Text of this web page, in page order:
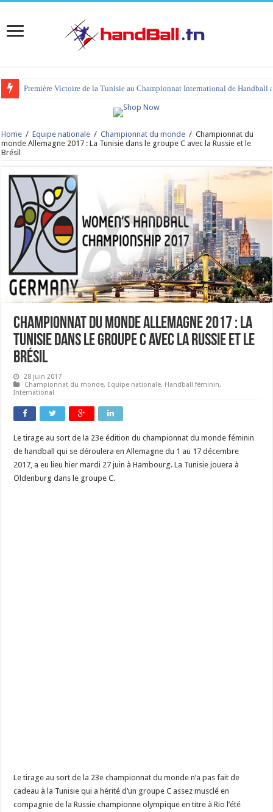
Première Victoire de la Tunisie au Championnat International de Handball
Home / Equipe nationale / Championnat du monde / Championnat du
monde Allemagne 2017 : La Tunisie dans le groupe C avec la Russie et le
Brésil
Championnat du monde Allemagne 2017 : La
Tunisie dans le groupe C avec la Russie et le
Brésil
28 juin 2017
Championnat du monde, Equipe nationale, Handball féminin,
International
Le tirage au sort de la 23e édition du championnat du monde féminin
de handball qui se déroulera en Allemagne du 1 au 17 décembre
2017, a eu lieu hier mardi 27 juin à Hambourg. La Tunisie jouera à
Oldenburg dans le groupe C.
Le tirage au sort de la 23e championnat du monde n’a pas fait de
cadeau à la Tunisie qui a hérité d’un groupe C assez musclé en
compagnie de la Russie championne olympique en titre à Rio l’été